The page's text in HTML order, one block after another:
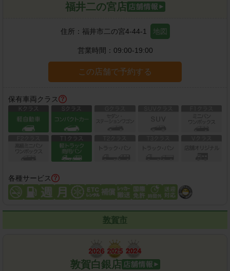
福井二の宮店
住所： 福井市二の宮4-44-1 地図
営業時間： 09:00-19:00
この店舗で予約する
保有車両クラス
各種サービス
敦賀市
敦賀白銀店